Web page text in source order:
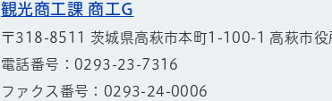
観光商工課 商工G
〒318-8511 茨城県高萩市本町1-100-1 高萩市役
電話番号：0293-23-7316
ファクス番号：0293-24-0006